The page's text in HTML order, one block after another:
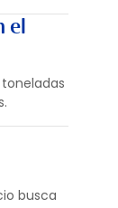
el
busca